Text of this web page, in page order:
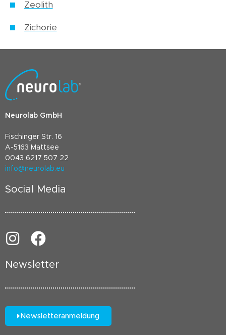
Zeolith
Zichorie
Neurolab GmbH
Fischinger Str. 16
A-5163 Mattsee
0043 6217 507 22
info@neurolab.eu
Social Media
Newsletter
Newsletteranmeldung